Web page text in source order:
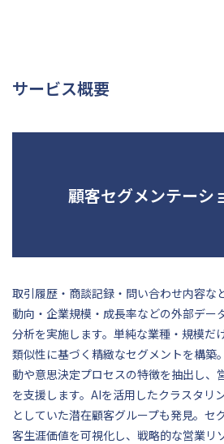
サービス概要
顧客セグメンテーシ
取引履歴・商談記録・問い合わせ内容な
動向・企業規模・成長率などの外部デー
分析を実施します。単純な業種・規模だ
類似性に基づく精緻なセグメントを構築
動や意思決定プロセスの特徴を抽出し、
を支援します。AIを活用したクラスタリ
としていた潜在顧客グループも発見。セ
客生涯価値を可視化し、戦略的な営業リ